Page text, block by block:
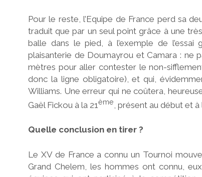
Pour le reste, l’Equipe de France perd sa
traduit que par un seul point grâce à une
balle dans le pied, à l’exemple de
plaisanterie de Doumayrou et Camara : ne
mètres pour aller contester le non-
donc la ligne obligatoire), et qui,
Williams. Une erreur qui ne coûtera,
Gaël Fickou à la 21ème , présent au début et
Quelle conclusion en tirer ?
Le XV de France a connu un Tournoi
Grand Chelem, les hommes ont connu,